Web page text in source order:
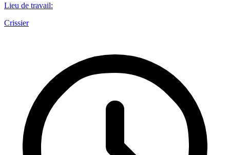
Lieu de travail:
Crissier